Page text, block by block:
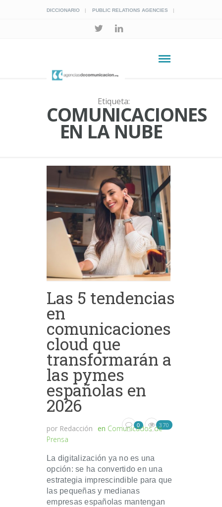
DICCIONARIO PUBLIC RELATIONS AGENCIES
Etiqueta:
COMUNICACIONES
EN LA NUBE
Las 5 tendencias
en
comunicaciones
cloud que
transformarán a
las pymes
españolas en
2026
por Redacción en Comunicados de
Prensa
0 370
La digitalización ya no es una
opción: se ha convertido en una
estrategia imprescindible para que
las pequeñas y medianas
empresas españolas mantengan